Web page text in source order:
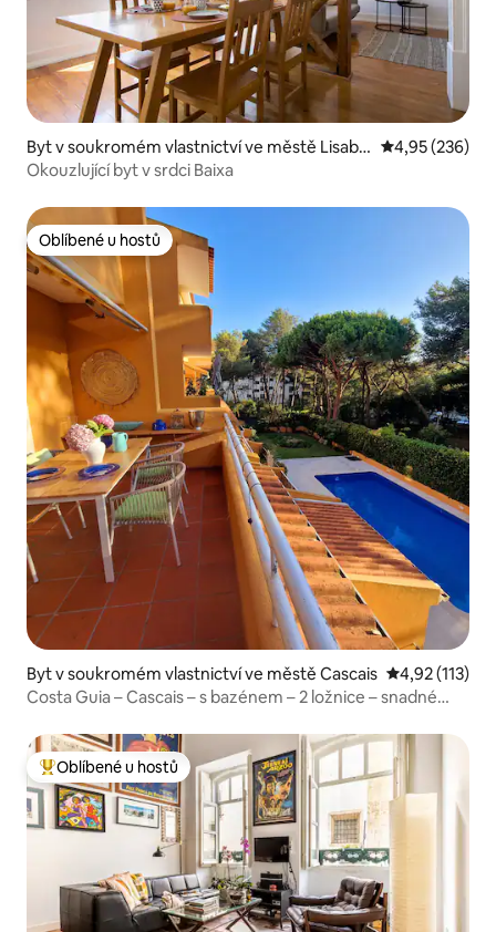
Byt v soukromém vlastnictví ve městě Lisabo
n
Průměrné
4,95 (236)
Okouzlující byt v srdci Baixa
Oblíbené u hostů
Oblíbené u hostů
Byt v soukromém vlastnictví ve městě Cascais Průměrné
4,92 (113)
Costa Guia – Cascais – s bazénem – 2 ložnice – snadné
Nejlepší v kategorii Oblíbené u hostů
Oblíbené u hostů